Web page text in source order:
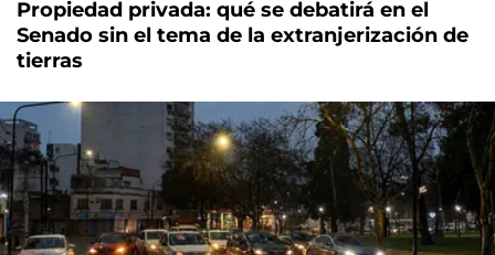
Propiedad privada: qué se debatirá en el
Senado sin el tema de la extranjerización de
tierras